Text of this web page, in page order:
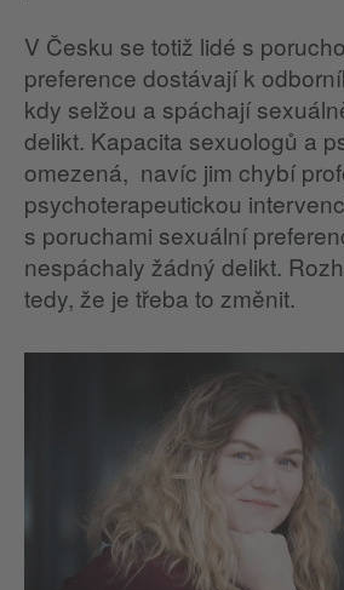
V Česku se totiž lidé s
preference dostávají k
kdy selžou a spáchají
delikt. Kapacita sexuologů a
omezená, navíc jim chybí
psychoterapeutickou
s poruchami sexuální
nespáchaly žádný delikt.
tedy, že je třeba to změnit.